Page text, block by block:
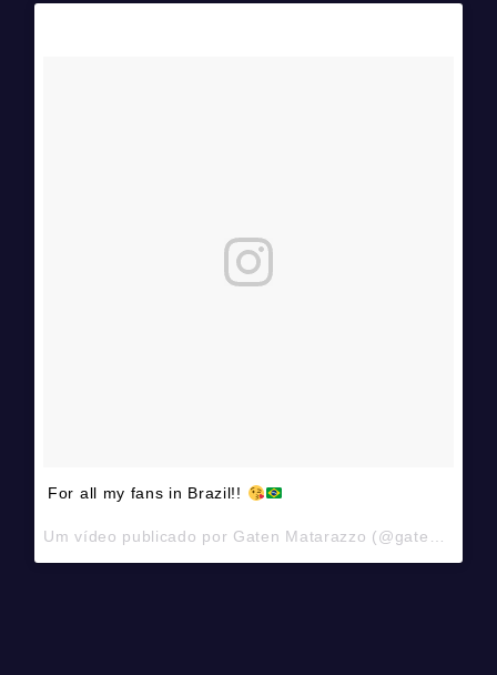
For all my fans in Brazil!!
Um vídeo publicado por Gaten Matarazzo (@gatenm123) em